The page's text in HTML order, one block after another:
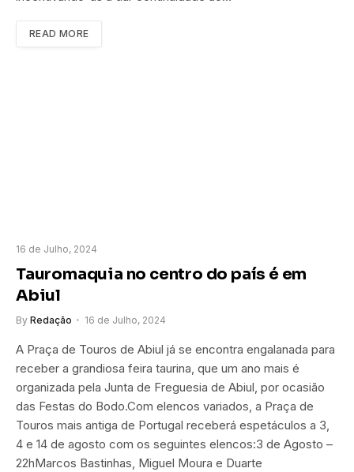
READ MORE
16 de Julho, 2024
Tauromaquia no centro do país é em
Abiul
By Redação 16 de Julho, 2024
A Praça de Touros de Abiul já se encontra engalanada para
receber a grandiosa feira taurina, que um ano mais é
organizada pela Junta de Freguesia de Abiul, por ocasião
das Festas do Bodo.Com elencos variados, a Praça de
Touros mais antiga de Portugal receberá espetáculos a 3,
4 e 14 de agosto com os seguintes elencos:3 de Agosto –
22hMarcos Bastinhas, Miguel Moura e Duarte